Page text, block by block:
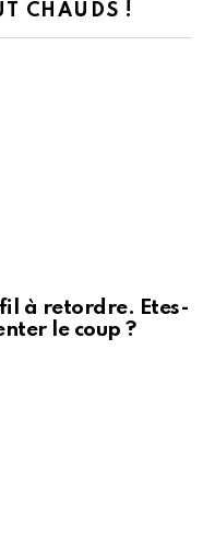
CHAUDS !
à retordre. Etes-
le coup ?